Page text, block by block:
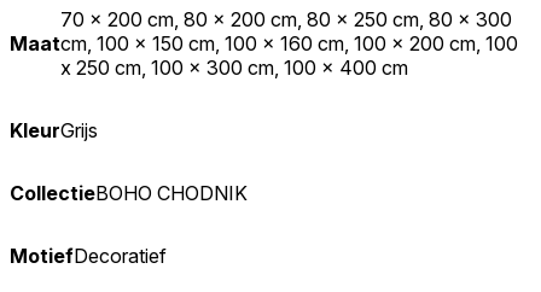
Maat
70 x 200 cm, 80 x 200 cm, 80 x 250 cm, 80 x 300
cm, 100 x 150 cm, 100 x 160 cm, 100 x 200 cm, 100
x 250 cm, 100 x 300 cm, 100 x 400 cm
KleurGrijs
CollectieBOHO CHODNIK
MotiefDecoratief